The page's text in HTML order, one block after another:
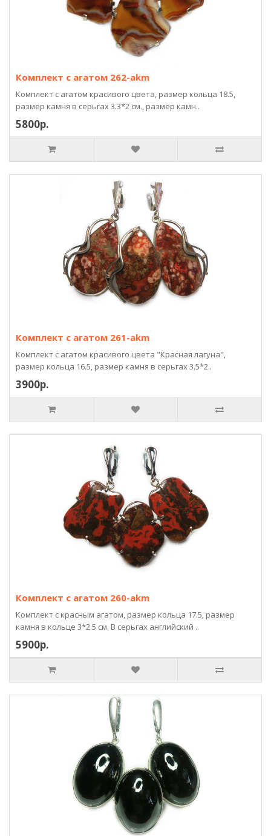
Комплект с агатом 262-akm
Комплект с агатом красивого цвета, размер кольца 18.5,
размер камня в серьгах 3.3*2 см., размер камн..
5800р.
Комплект с агатом 261-akm
Комплект с агатом красивого цвета "Красная лагуна",
размер кольца 16.5, размер камня в серьгах 3.5*2..
3900р.
Комплект с агатом 260-akm
Комплект с красным агатом, размер кольца 17.5, размер
камня в кольце 3*2.5 см. В серьгах английский ..
5900р.